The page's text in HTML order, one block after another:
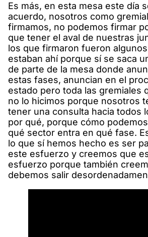
Es más, en esta mesa este día
acuerdo, nosotros como
firmamos, no podemos firmar
que tener el aval de nuestras
los que firmaron fueron
estaban ahí porque sí se saca
de parte de la mesa donde
estas fases, anuncian en el
estado pero toda las gremiales
no lo hicimos porque nosotros
tener una consulta hacia todos
por qué, porque cómo
qué sector entra en qué fase.
lo que sí hemos hecho es ser
este esfuerzo y creemos que
esfuerzo porque también
debemos salir